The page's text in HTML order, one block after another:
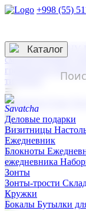
+998 (55)
3D гравировка
смолой (Doming)
гравировка твердая
тиснение
☰
Контакты
Каталог
Деловые подарки
Визитницы
Ежедневник
Блокноты
ежедневника
Зонты
Зонты-трости
Кружки
Бокалы Бутылки